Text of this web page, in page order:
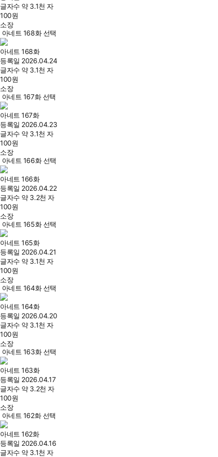
글자수 약 3.1천 자
100원
소장
아네트 168화 선택
아네트 168화
등록일 2026.04.24
글자수 약 3.1천 자
100원
소장
아네트 167화 선택
아네트 167화
등록일 2026.04.23
글자수 약 3.1천 자
100원
소장
아네트 166화 선택
아네트 166화
등록일 2026.04.22
글자수 약 3.2천 자
100원
소장
아네트 165화 선택
아네트 165화
등록일 2026.04.21
글자수 약 3.1천 자
100원
소장
아네트 164화 선택
아네트 164화
등록일 2026.04.20
글자수 약 3.1천 자
100원
소장
아네트 163화 선택
아네트 163화
등록일 2026.04.17
글자수 약 3.2천 자
100원
소장
아네트 162화 선택
아네트 162화
등록일 2026.04.16
글자수 약 3.1천 자